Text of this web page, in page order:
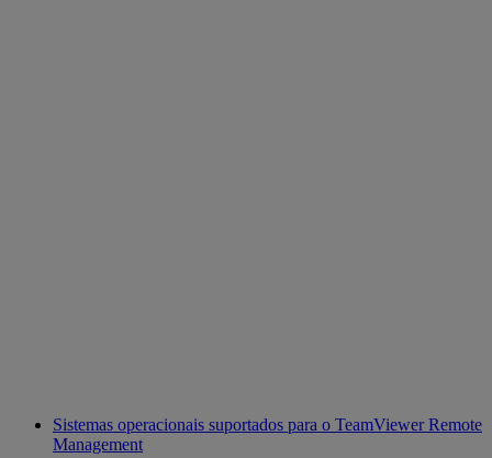
Sistemas operacionais suportados para o TeamViewer Remote
Management